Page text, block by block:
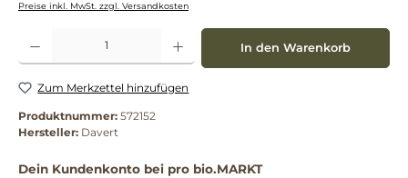
Preise inkl. MwSt. zzgl. Versandkosten
Produkt Anzahl: Gib den gewünschten Wert ein oder benutze die Schaltflächen um
In den Warenkorb
Zum Merkzettel hinzufügen
Produktnummer: 572152
Hersteller: Davert
Dein Kundenkonto bei pro bio.MARKT